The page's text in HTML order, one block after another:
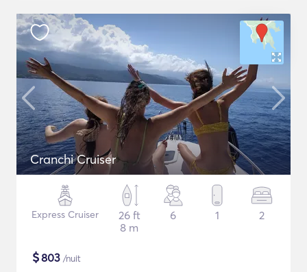
Cranchi Cruiser
Express Cruiser
26 ft
8 m
6 1 2
$803 /nuit